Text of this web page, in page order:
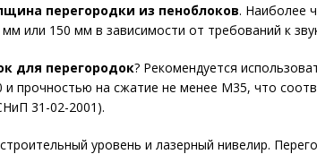
перегородки из пеноблоков. Наиболее
или 150 мм в зависимости от требований к
для перегородок? Рекомендуется
прочностью на сжатие не менее М35, что
31-02-2001).
уровень и лазерный нивелир.